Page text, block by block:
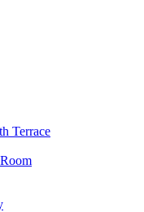
Terrace